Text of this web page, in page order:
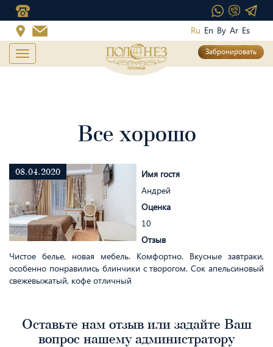
Перейти
к
основному
содержанию
Ru En By Ar Es
Toggle
navigation
Забронировать
Главная Все хорошо
Все хорошо
08.04.2020
Имя гостя
Андрей
Оценка
10
Отзыв
Чистое белье, новая мебель. Комфортно. Вкусные завтраки,
особенно понравились блинчики с творогом. Сок апельсиновый
свежевыжатый, кофе отличный
Оставьте нам отзыв или задайте Ваш
вопрос нашему администратору